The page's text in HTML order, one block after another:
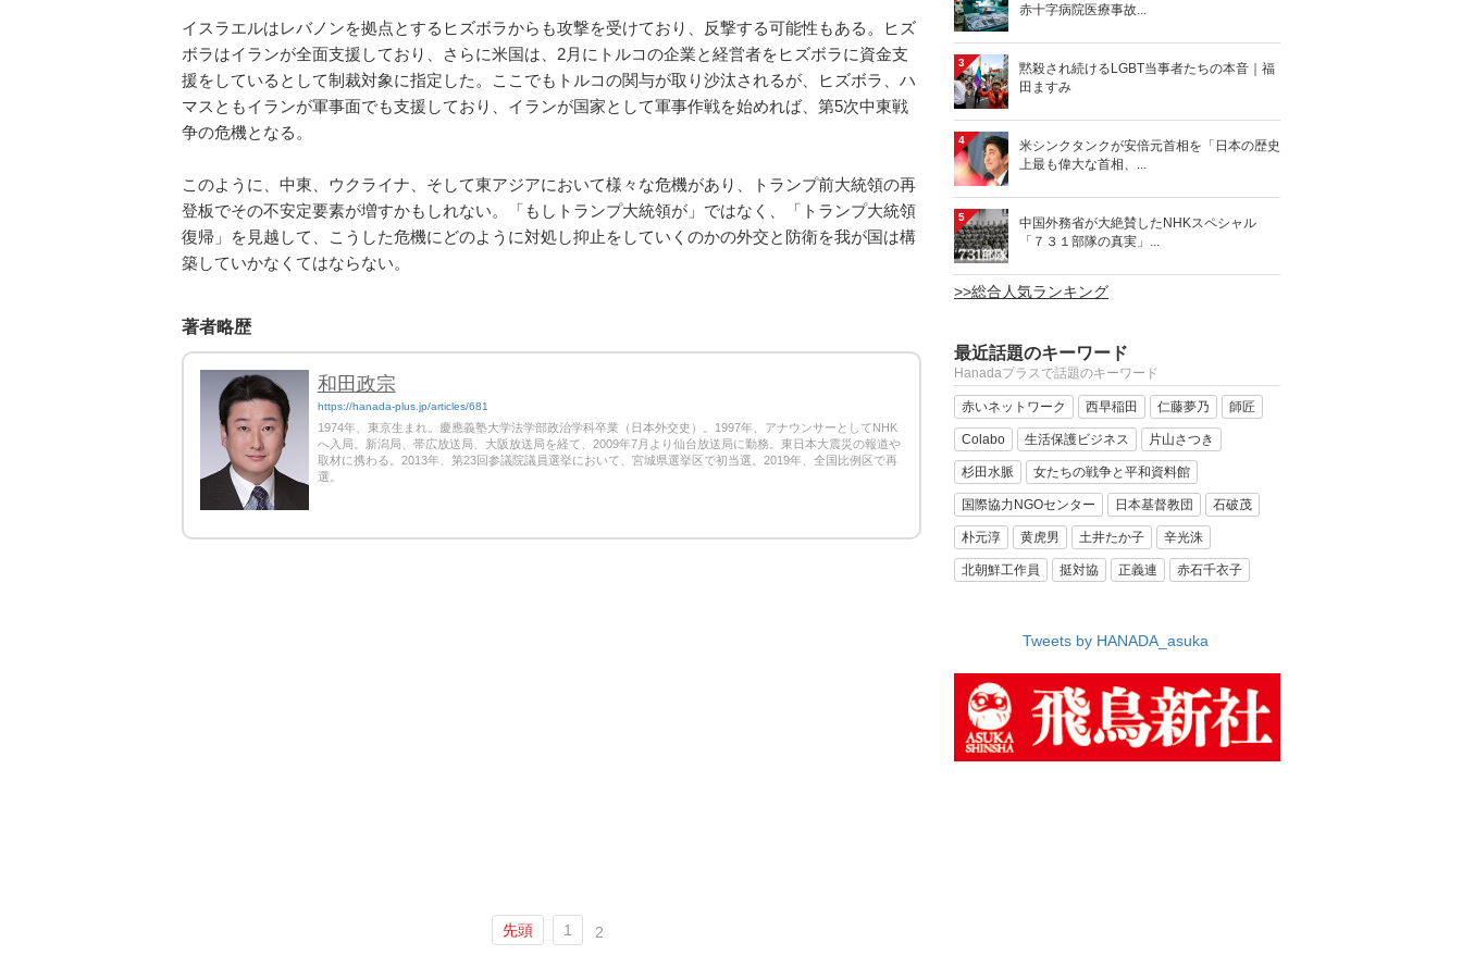
イスラエルはレバノンを拠点とするヒズボラからも攻撃を受けており、反撃する可能性もある。ヒズ
ボラはイランが全面支援しており、さらに米国は、2月にトルコの企業と経営者をヒズボラに資金支
援をしているとして制裁対象に指定した。ここでもトルコの関与が取り沙汰されるが、ヒズボラ、ハ
マスともイランが軍事面でも支援しており、イランが国家として軍事作戦を始めれば、第5次中東戦
争の危機となる。
このように、中東、ウクライナ、そして東アジアにおいて様々な危機があり、トランプ前大統領の再
登板でその不安定要素が増すかもしれない。「もしトランプ大統領が」ではなく、「トランプ大統領
復帰」を見越して、こうした危機にどのように対処し抑止をしていくのかの外交と防衛を我が国は構
築していかなくてはならない。
著者略歴
和田政宗
https://hanada-plus.jp/articles/681
1974年、東京生まれ。慶應義塾大学法学部政治学科卒業（日本外交史）。1997年、アナウンサーとしてNHK
へ入局。新潟局、帯広放送局、大阪放送局を経て、2009年7月より仙台放送局に勤務。東日本大震災の報道や
取材に携わる。2013年、第23回参議院議員選挙において、宮城県選挙区で初当選。2019年、全国比例区で再
選。
先頭 1 2
赤十字病院医療事故...
3
黙殺され続けるLGBT当事者たちの本音｜福
田ますみ
4
米シンクタンクが安倍元首相を「日本の歴史
上最も偉大な首相、...
5
中国外務省が大絶賛したNHKスペシャル
「７３１部隊の真実」...
>>総合人気ランキング
最近話題のキーワード
Hanadaプラスで話題のキーワード
赤いネットワーク 西早稲田 仁藤夢乃 師匠
Colabo 生活保護ビジネス 片山さつき
杉田水脈 女たちの戦争と平和資料館
国際協力NGOセンター 日本基督教団 石破茂
朴元淳 黄虎男 土井たか子 辛光洙
北朝鮮工作員 挺対協 正義連 赤石千衣子
Tweets by HANADA_asuka